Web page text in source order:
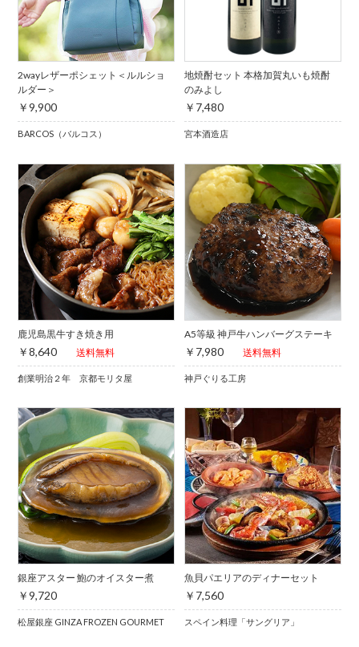
2wayレザーポシェット＜ルルショ
ルダー＞
￥9,900
BARCOS（バルコス）
地焼酎セット 本格加賀丸いも焼酎
のみよし
￥7,480
宮本酒造店
鹿児島黒牛すき焼き用
￥8,640 送料無料
創業明治２年 京都モリタ屋
A5等級 神戸牛ハンバーグステーキ
￥7,980 送料無料
神戸ぐりる工房
銀座アスター 鮑のオイスター煮
￥9,720
松屋銀座 GINZA FROZEN GOURMET
魚貝パエリアのディナーセット
￥7,560
スペイン料理「サングリア」